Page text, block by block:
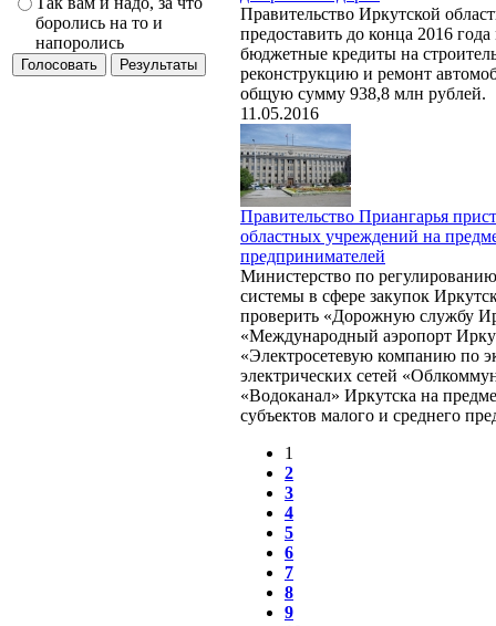
боролись на то и
напоролись
Правительство Иркутской
предоставить до конца 2016
бюджетные кредиты на
реконструкцию и ремонт
общую сумму 938,8 млн рублей.
11.05.2016
Правительство Приангарья
областных учреждений на
предпринимателей
Министерство по
системы в сфере закупок
проверить «Дорожную службу
«Международный аэропорт
«Электросетевую компанию по
электрических сетей
«Водоканал» Иркутска на
субъектов малого и среднего
1
2
3
4
5
6
7
8
9